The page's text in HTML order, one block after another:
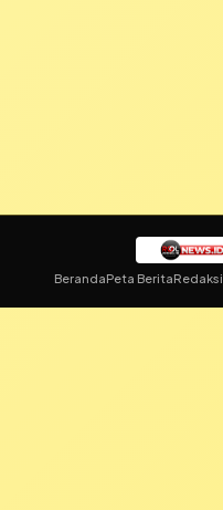
BerandaPeta BeritaRedaksi